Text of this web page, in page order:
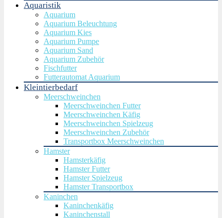
Aquaristik
Aquarium
Aquarium Beleuchtung
Aquarium Kies
Aquarium Pumpe
Aquarium Sand
Aquarium Zubehör
Fischfutter
Futterautomat Aquarium
Kleintierbedarf
Meerschweinchen
Meerschweinchen Futter
Meerschweinchen Käfig
Meerschweinchen Spielzeug
Meerschweinchen Zubehör
Transportbox Meerschweinchen
Hamster
Hamsterkäfig
Hamster Futter
Hamster Spielzeug
Hamster Transportbox
Kaninchen
Kaninchenkäfig
Kaninchenstall